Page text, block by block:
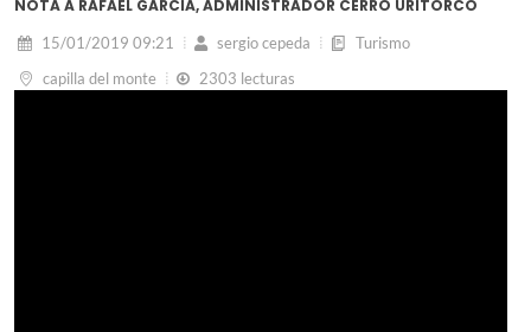
NOTA A RAFAEL GARCIA, ADMINISTRADOR CERRO URITORCO
15/01/2019 09:21 sergio cepeda
Turismo
capilla del monte
2303 lecturas